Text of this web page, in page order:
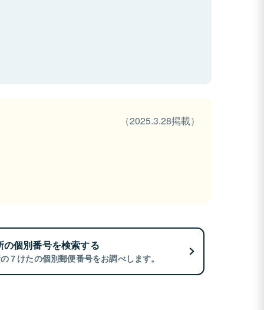
（2025.3.28掲載）
の個別番号を検索する
７けたの個別郵便番号をお調べします。